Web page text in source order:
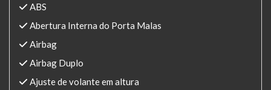
ABS
Abertura Interna do Porta Malas
Airbag
Airbag Duplo
Ajuste de volante em altura